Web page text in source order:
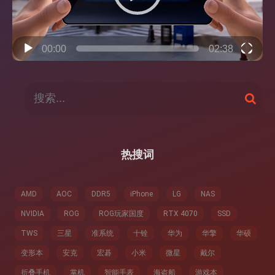
00:00 02:38
搜
索
热搜词
AMD AOC DDR5 iPhone LG NAS
NVIDIA ROG ROG玩家国度 RTX 4070 SSD
TWS 三星 准系统 十铨 华为 华擎 华硕
变形本 安克 宏碁 小米 微星 戴尔
折叠手机 掌机 智能手表 海盗船 游戏本